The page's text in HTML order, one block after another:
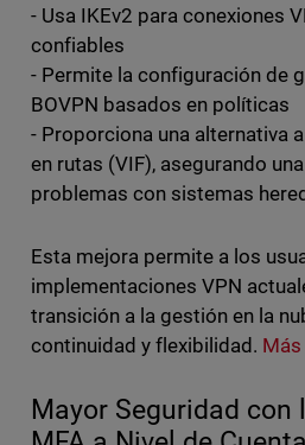
- Usa IKEv2 para conexiones
confiables
- Permite la configuración de
BOVPN basados en políticas
- Proporciona una alternativa
en rutas (VIF), asegurando
problemas con sistemas
Esta mejora permite a los
implementaciones VPN
transición a la gestión en la
continuidad y flexibilidad.
Mayor Seguridad con